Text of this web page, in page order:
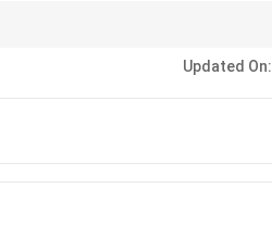
Updated On: